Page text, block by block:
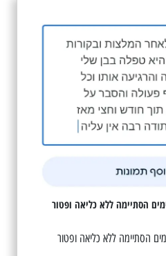
בזמן מלחמה למשך 91 ימים הסתיימה ללא כליאה ופטור
בזמן מלחמה למשך 91 ימים הסתיימה ללא כליאה ופטור